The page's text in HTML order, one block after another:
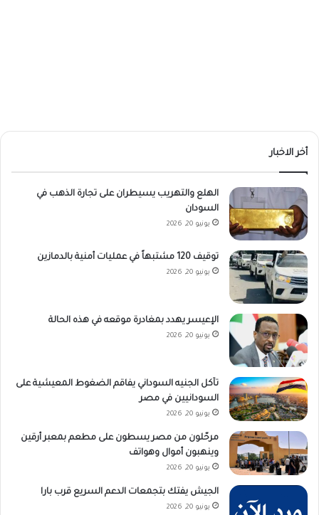
أخر الاخبار
الهلع والتهريب يسيطران على تجارة الذهب في
السودان
يونيو 20, 2026
توقيف 120 مشتبهاً في عمليات أمنية بالدمازين
يونيو 20, 2026
الإعيسر يهدد بمغادرة موقعه في هذه الحالة
يونيو 20, 2026
تآكل الجنيه السوداني يفاقم الضغوط المعيشية على
السودانيين في مصر
يونيو 20, 2026
مرحّلون من مصر يسطون على مطعم بمعبر أرقين
وينهبون أموال وهواتف
يونيو 20, 2026
الجيش يفتك بتجمعات الدعم السريع قرب بارا
يونيو 20, 2026